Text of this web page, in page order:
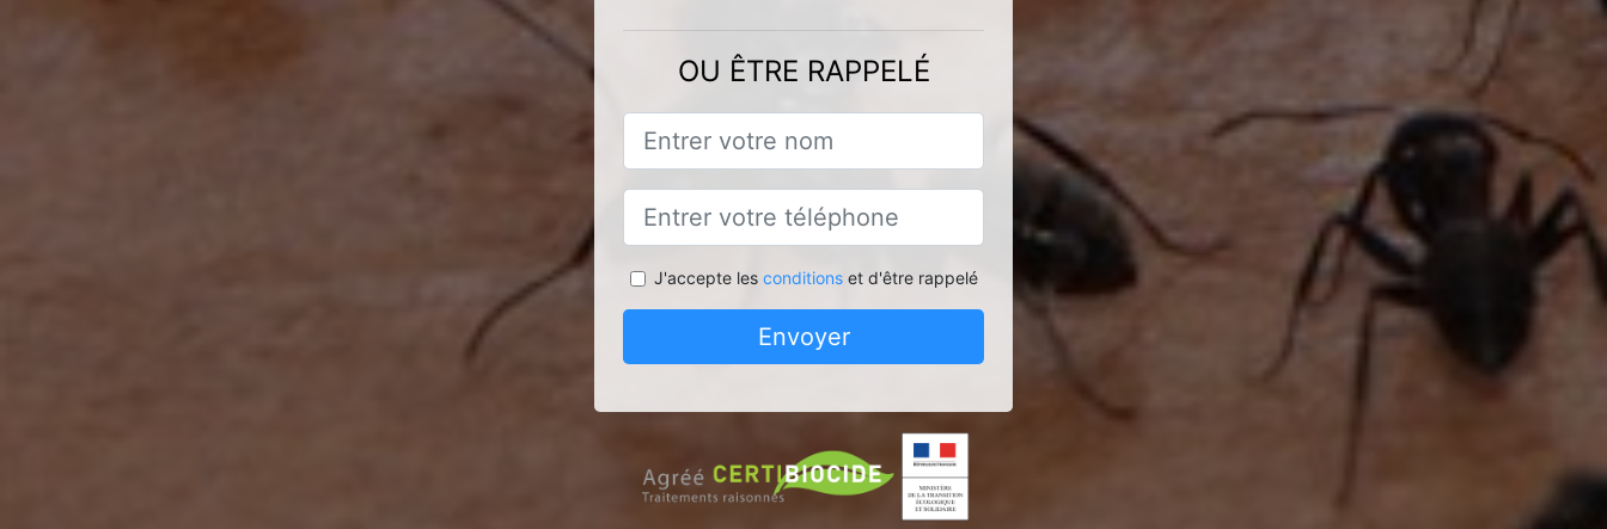
OU ÊTRE RAPPELÉ
J'accepte les conditionset d'être rappelé
Envoyer